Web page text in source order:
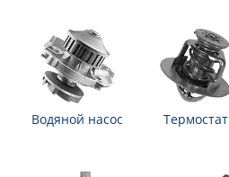
Водяной насос Термостат